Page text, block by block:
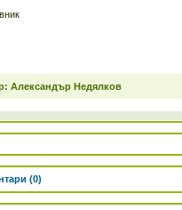
Александър Недялков
(0)